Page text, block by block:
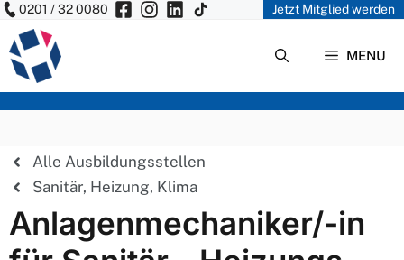
Zum
Inhalt
springen
0201 / 32 0080 Jetzt Mitglied werden
MENU
Alle Ausbildungsstellen
Sanitär, Heizung, Klima
Anlagenmechaniker/-in